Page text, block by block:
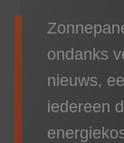
Laadpaal
Leveren &
Zakelijk & MKB
Nieuwbouw
Contact
Adviesgesprek
ondanks
nieuws,
iedereen